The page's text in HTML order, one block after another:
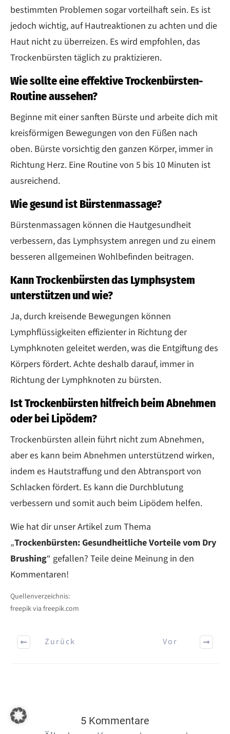
bestimmten Problemen sogar vorteilhaft sein. Es ist
jedoch wichtig, auf Hautreaktionen zu achten und die
Haut nicht zu überreizen. Es wird empfohlen, das
Trockenbürsten täglich zu praktizieren.
Wie sollte eine effektive Trockenbürsten-
Routine aussehen?
Beginne mit einer sanften Bürste und arbeite dich mit
kreisförmigen Bewegungen von den Füßen nach
oben. Bürste vorsichtig den ganzen Körper, immer in
Richtung Herz. Eine Routine von 5 bis 10 Minuten ist
ausreichend.
Wie gesund ist Bürstenmassage?
Bürstenmassagen können die Hautgesundheit
verbessern, das Lymphsystem anregen und zu einem
besseren allgemeinen Wohlbefinden beitragen.
Kann Trockenbürsten das Lymphsystem
unterstützen und wie?
Ja, durch kreisende Bewegungen können
Lymphflüssigkeiten effizienter in Richtung der
Lymphknoten geleitet werden, was die Entgiftung des
Körpers fördert. Achte deshalb darauf, immer in
Richtung der Lymphknoten zu bürsten.
Ist Trockenbürsten hilfreich beim Abnehmen
oder bei Lipödem?
Trockenbürsten allein führt nicht zum Abnehmen,
aber es kann beim Abnehmen unterstützend wirken,
indem es Hautstraffung und den Abtransport von
Schlacken fördert. Es kann die Durchblutung
verbessern und somit auch beim Lipödem helfen.
Wie hat dir unser Artikel zum Thema
„Trockenbürsten: Gesundheitliche Vorteile vom Dry
Brushing“ gefallen? Teile deine Meinung in den
Kommentaren!
Quellenverzeichnis:
freepik via freepik.com
Zurück Vor
5 Kommentare